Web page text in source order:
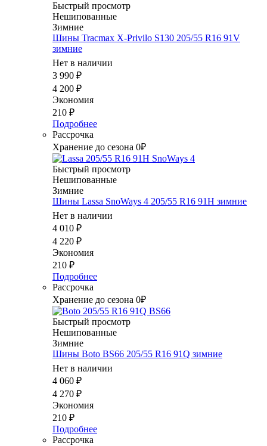
Быстрый просмотр
Нешипованные
Зимние
Шины Tracmax X-Privilo S130 205/55 R16 91V
зимние
Нет в наличии
3 990 ₽
4 200 ₽
Экономия
210 ₽
Подробнее
Рассрочка
Хранение до сезона 0₽
Быстрый просмотр
Нешипованные
Зимние
Шины Lassa SnoWays 4 205/55 R16 91H зимние
Нет в наличии
4 010 ₽
4 220 ₽
Экономия
210 ₽
Подробнее
Рассрочка
Хранение до сезона 0₽
Быстрый просмотр
Нешипованные
Зимние
Шины Boto BS66 205/55 R16 91Q зимние
Нет в наличии
4 060 ₽
4 270 ₽
Экономия
210 ₽
Подробнее
Рассрочка